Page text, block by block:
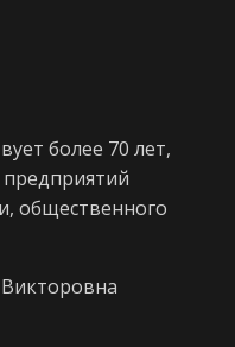
более 70 лет,
предприятий
общественного